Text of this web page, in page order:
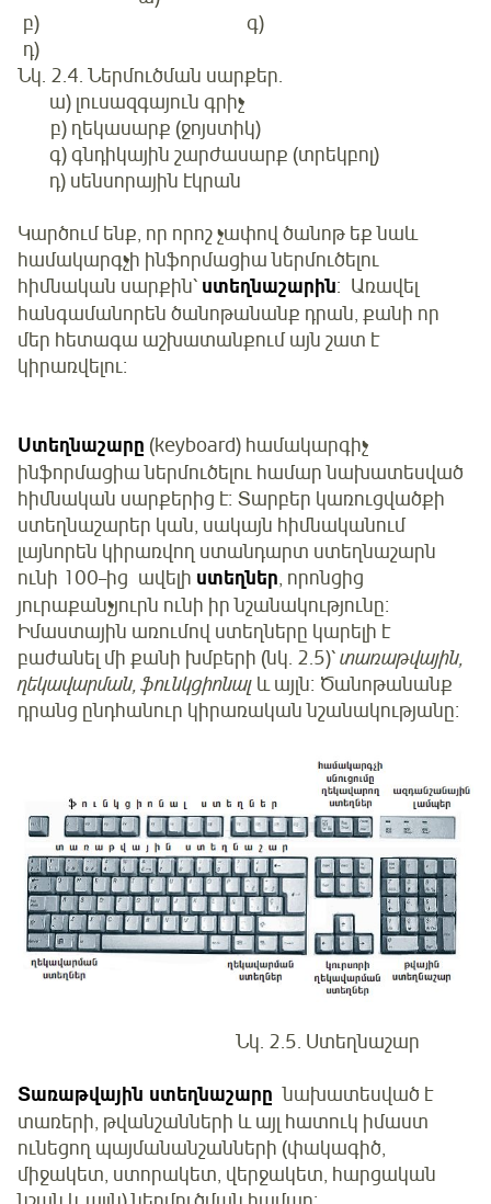
բ) գ)
դ)
Նկ. 2.4. Ներմուծման սարքեր.
ա) լուսազգայուն գրիչ
բ) ղեկասարք (ջոյստիկ)
գ) գնդիկային շարժասարք (տրեկբոլ)
դ) սենսորային էկրան
Կարծում ենք, որ որոշ չափով ծանոթ եք նաև
համակարգչի ինֆորմացիա ներմուծելու
հիմնական սարքին՝ ստեղնաշարին: Առավել
հանգամանորեն ծանոթանանք դրան, քանի որ
մեր հետագա աշխատանքում այն շատ է
կիրառվելու։
Ստեղնաշարը (keyboard) համակարգիչ
ինֆորմացիա ներմուծելու համար նախատեսված
հիմնական սարքերից է։ Տարբեր կառուցվածքի
ստեղնաշարեր կան, սակայն հիմնականում
լայնորեն կիրառվող ստանդարտ ստեղնաշարն
ունի 100–ից ավելի ստեղներ, որոնցից
յուրաքանչյուրն ունի իր նշանակությունը։
Իմաստային առումով ստեղները կարելի է
բաժանել մի քանի խմբերի (նկ. 2.5)՝տառաթվային,
ղեկավարման, ֆունկցիոնալ և այլն։ Ծանոթանանք
դրանց ընդհանուր կիրառական նշանակությանը։
Նկ. 2.5. Ստեղնաշար
Տառաթվային ստեղնաշարը նախատեսված է
տառերի, թվանշանների և այլ հատուկ իմաստ
ունեցող պայմանանշանների (փակագիծ,
միջակետ, ստորակետ, վերջակետ, հարցական